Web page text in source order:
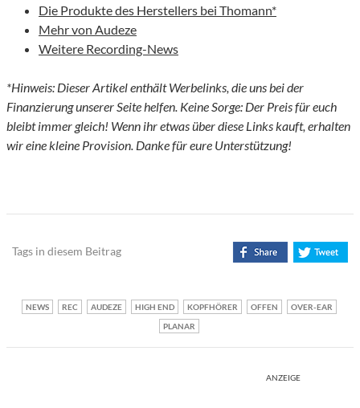
Die Produkte des Herstellers bei Thomann*
Mehr von Audeze
Weitere Recording-News
*Hinweis: Dieser Artikel enthält Werbelinks, die uns bei der
Finanzierung unserer Seite helfen. Keine Sorge: Der Preis für euch
bleibt immer gleich! Wenn ihr etwas über diese Links kauft, erhalten
wir eine kleine Provision. Danke für eure Unterstützung!
Tags in diesem Beitrag
NEWS REC AUDEZE HIGH END KOPFHÖRER OFFEN
OVER-EAR
PLANAR
ANZEIGE